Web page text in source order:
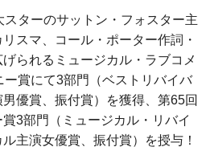
ターのサットン・フォスター主
スマ、コール・ポーター作詞・
られるミュージカル・ラブコメ
賞にて3部門（ベストリバイバ
優賞、振付賞）を獲得、第65回
3部門（ミュージカル・リバイ
主演女優賞、振付賞）を授与！